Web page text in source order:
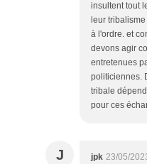
insultent tout
leur
à l'ordre. et
devons agir
entretenues
politiciennes.
tribale
pour ces
J jpk 23/05/